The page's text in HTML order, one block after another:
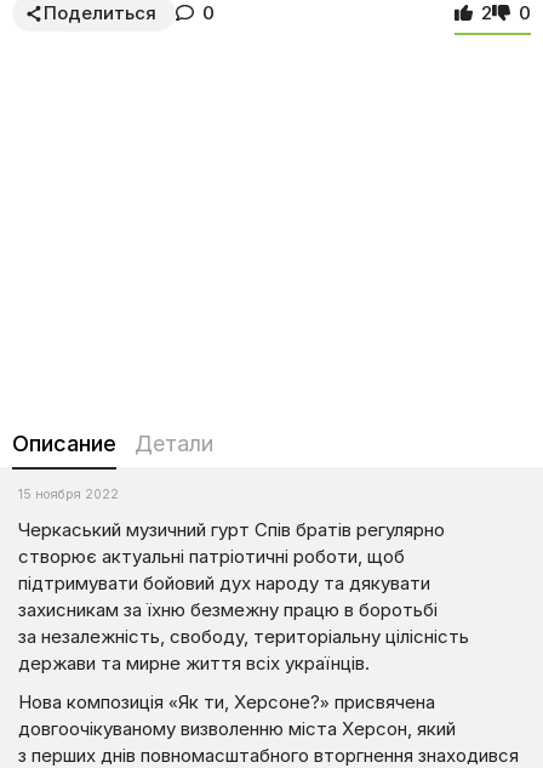
Поделиться 0 2 0
Описание Детали
15 ноября 2022
Черкаський музичний гурт Спів братів регулярно
створює актуальні патріотичні роботи, щоб
підтримувати бойовий дух народу та дякувати
захисникам за їхню безмежну працю в боротьбі
за незалежність, свободу, територіальну цілісність
держави та мирне життя всіх українців.
Нова композиція «Як ти, Херсоне?» присвячена
довгоочікуваному визволенню міста Херсон, який
з перших днів повномасштабного вторгнення знаходився